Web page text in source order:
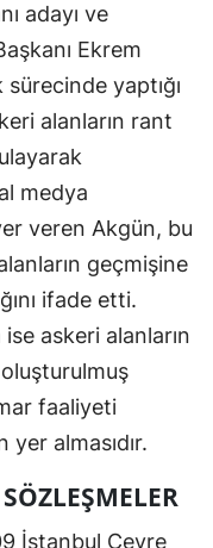
adayı ve
Ekrem
yaptığı
alanların rant
medya
veren Akgün, bu
geçmişine
ifade etti.
askeri alanların
faaliyeti
almasıdır.
İstanbul Çevre